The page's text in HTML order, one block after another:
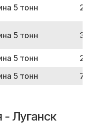
5 тонн
5 тонн
5 тонн
5 тонн
- Луганск